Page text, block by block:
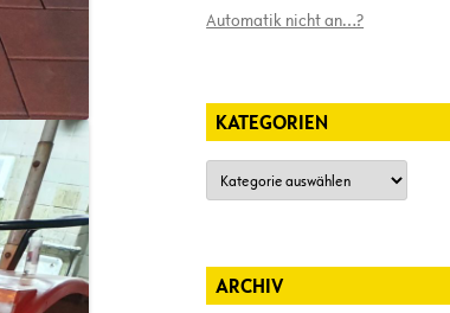
Automatik nicht an…?
KATEGORIEN
Kategorien
ARCHIV